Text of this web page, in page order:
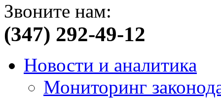
Звоните нам:
(347) 292-49-12
Новости и аналитика
Мониторинг